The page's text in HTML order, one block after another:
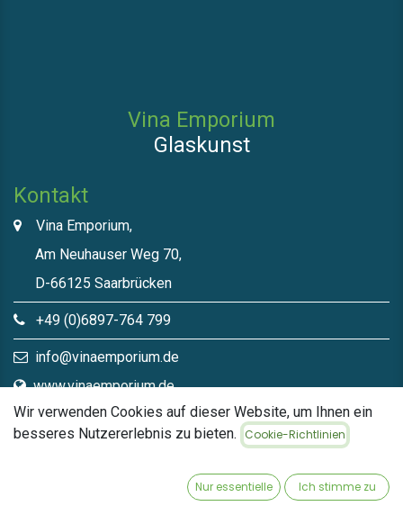
Vina Emporium
Glaskunst
Kontakt
Vina Emporium,
Am Neuhauser Weg 70,
D-66125 Saarbrücken
+49 (0)6897-764 799
info@vinaemporium.de
www.vinaemporium.de
Direktlinks​
Wir verwenden Cookies auf dieser Website, um Ihnen ein
besseres Nutzererlebnis zu bieten.
Cookie-Richtlinien
Nur essentielle Ich stimme zu